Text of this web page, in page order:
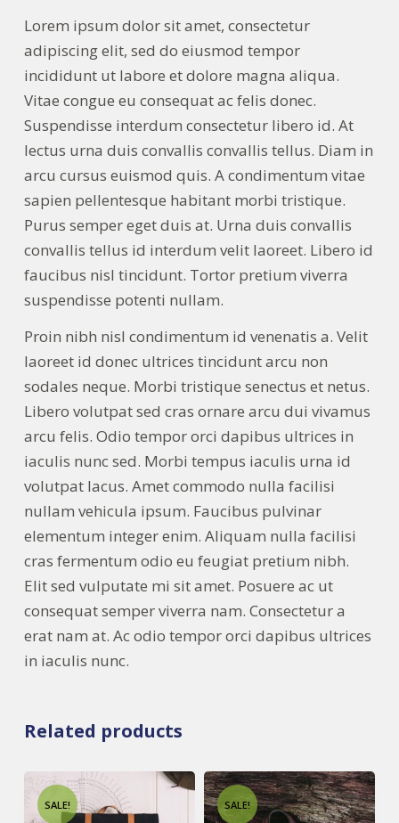
Lorem ipsum dolor sit amet, consectetur
adipiscing elit, sed do eiusmod tempor
incididunt ut labore et dolore magna aliqua.
Vitae congue eu consequat ac felis donec.
Suspendisse interdum consectetur libero id. At
lectus urna duis convallis convallis tellus. Diam in
arcu cursus euismod quis. A condimentum vitae
sapien pellentesque habitant morbi tristique.
Purus semper eget duis at. Urna duis convallis
convallis tellus id interdum velit laoreet. Libero id
faucibus nisl tincidunt. Tortor pretium viverra
suspendisse potenti nullam.
Proin nibh nisl condimentum id venenatis a. Velit
laoreet id donec ultrices tincidunt arcu non
sodales neque. Morbi tristique senectus et netus.
Libero volutpat sed cras ornare arcu dui vivamus
arcu felis. Odio tempor orci dapibus ultrices in
iaculis nunc sed. Morbi tempus iaculis urna id
volutpat lacus. Amet commodo nulla facilisi
nullam vehicula ipsum. Faucibus pulvinar
elementum integer enim. Aliquam nulla facilisi
cras fermentum odio eu feugiat pretium nibh.
Elit sed vulputate mi sit amet. Posuere ac ut
consequat semper viverra nam. Consectetur a
erat nam at. Ac odio tempor orci dapibus ultrices
in iaculis nunc.
Related products
SALE! SALE!